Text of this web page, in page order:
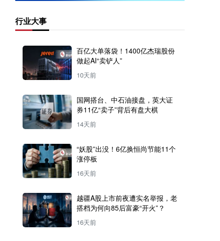
行业大事
百亿大单落袋！1400亿杰瑞股份
做起AI“卖铲人”
10天前
国网搭台、中石油接盘，英大证
券11亿“卖子”背后有盘大棋
14天前
“妖股”出没！6亿换恒尚节能11个
涨停板
16天前
越疆A股上市前夜遭实名举报，老
搭档为何向85后富豪“开火”？
16天前